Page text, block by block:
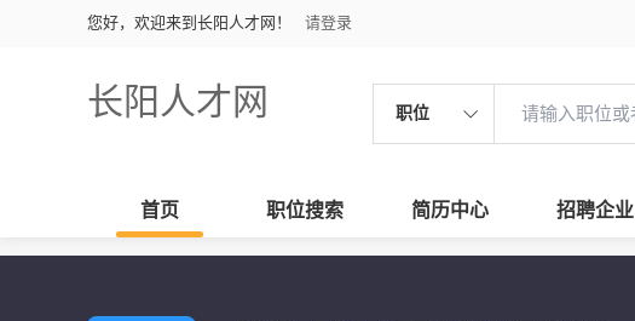
您好，欢迎来到长阳人才网！ 请登录
长阳人才网 职位
首页 职位搜索 简历中心 招聘企业